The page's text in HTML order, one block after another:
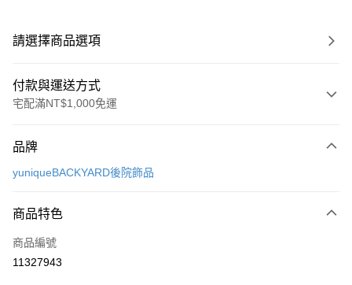
請選擇商品選項
付款與運送方式
宅配滿NT$1,000免運
信用卡一次付款
3 期 0 利率 每期
合作金庫商業銀行
上海商業儲蓄銀行
合作金庫商業銀行
LINE Pay
品牌
yuniqueBACKYARD後院飾品
商品特色
商品編號
11327943